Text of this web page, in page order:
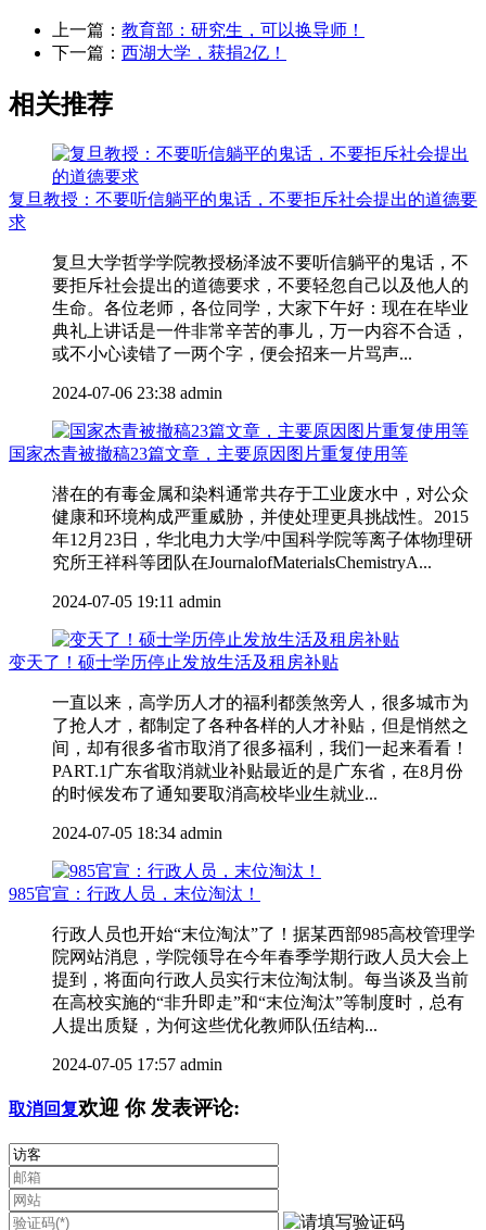
上一篇： 教育部：研究生，可以换导师！
下一篇： 西湖大学，获捐2亿！
相关推荐
复旦教授：不要听信躺平的鬼话，不要拒斥社会提出的道德要
求
复旦大学哲学学院教授杨泽波不要听信躺平的鬼话，不
要拒斥社会提出的道德要求，不要轻忽自己以及他人的
生命。各位老师，各位同学，大家下午好：现在在毕业
典礼上讲话是一件非常辛苦的事儿，万一内容不合适，
或不小心读错了一两个字，便会招来一片骂声...
2024-07-06 23:38 admin
国家杰青被撤稿23篇文章，主要原因图片重复使用等
潜在的有毒金属和染料通常共存于工业废水中，对公众
健康和环境构成严重威胁，并使处理更具挑战性。2015
年12月23日，华北电力大学/中国科学院等离子体物理研
究所王祥科等团队在JournalofMaterialsChemistryA...
2024-07-05 19:11 admin
变天了！硕士学历停止发放生活及租房补贴
一直以来，高学历人才的福利都羡煞旁人，很多城市为
了抢人才，都制定了各种各样的人才补贴，但是悄然之
间，却有很多省市取消了很多福利，我们一起来看看！
PART.1广东省取消就业补贴最近的是广东省，在8月份
的时候发布了通知要取消高校毕业生就业...
2024-07-05 18:34 admin
985官宣：行政人员，末位淘汰！
行政人员也开始“末位淘汰”了！据某西部985高校管理学
院网站消息，学院领导在今年春季学期行政人员大会上
提到，将面向行政人员实行末位淘汰制。每当谈及当前
在高校实施的“非升即走”和“末位淘汰”等制度时，总有
人提出质疑，为何这些优化教师队伍结构...
2024-07-05 17:57 admin
取消回复欢迎 你发表评论: